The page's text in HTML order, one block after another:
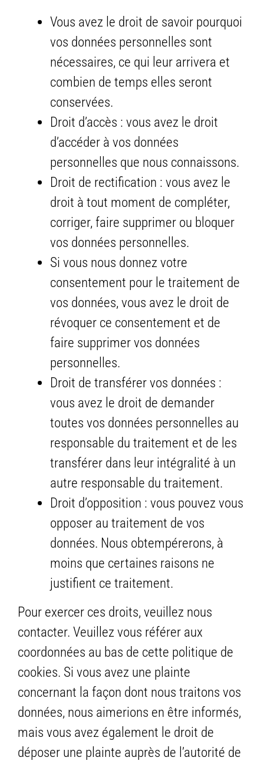
Vous avez le droit de savoir pourquoi
vos données personnelles sont
nécessaires, ce qui leur arrivera et
combien de temps elles seront
conservées.
Droit d’accès : vous avez le droit
d’accéder à vos données
personnelles que nous connaissons.
Droit de rectification : vous avez le
droit à tout moment de compléter,
corriger, faire supprimer ou bloquer
vos données personnelles.
Si vous nous donnez votre
consentement pour le traitement de
vos données, vous avez le droit de
révoquer ce consentement et de
faire supprimer vos données
personnelles.
Droit de transférer vos données :
vous avez le droit de demander
toutes vos données personnelles au
responsable du traitement et de les
transférer dans leur intégralité à un
autre responsable du traitement.
Droit d’opposition : vous pouvez vous
opposer au traitement de vos
données. Nous obtempérerons, à
moins que certaines raisons ne
justifient ce traitement.
Pour exercer ces droits, veuillez nous
contacter. Veuillez vous référer aux
coordonnées au bas de cette politique de
cookies. Si vous avez une plainte
concernant la façon dont nous traitons vos
données, nous aimerions en être informés,
mais vous avez également le droit de
déposer une plainte auprès de l’autorité de